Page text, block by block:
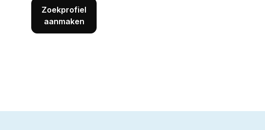
Zoekprofiel
aanmaken